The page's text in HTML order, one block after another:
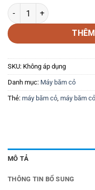
Máy băm cỏ nằm G400 số
SKU: Không áp dụng
Danh mục: Máy băm cỏ
Thẻ: máy băm cỏ, máy băm
MÔ TẢ
THÔNG TIN BỔ SUNG